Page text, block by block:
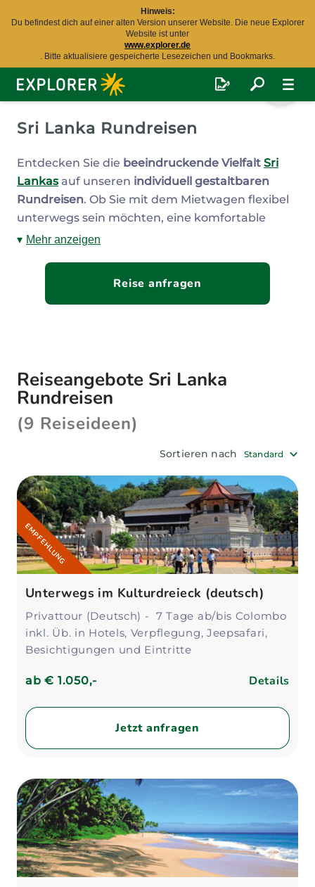
Hinweis:
Du befindest dich auf einer alten Version unserer Website. Die neue Explorer
Website ist unter
www.explorer.de
. Bitte aktualisiere gespeicherte Lesezeichen und Bookmarks.
Explorer
Fernreisen
Sri Lanka Rundreisen
Entdecken Sie die beeindruckende Vielfalt Sri
Lankasauf unseren individuell gestaltbaren
Rundreisen. Ob Sie mit dem Mietwagen flexibel
unterwegs sein möchten, eine komfortable
Busrundreise bevorzugen oder eine exklusive
Erkunden Sie lebendige Städte, majestätische
Reiseexperten helfen Ihnen gerne, die
Lanka Rundreise
Mehr anzeigen
Reise anfragen
Reiseangebote Sri Lanka
Rundreisen
(9 Reiseideen)
Sortieren nach Standard
EMPFEHLUNG
Unterwegs im Kulturdreieck (deutsch)
Privattour (Deutsch) - 7 Tage ab/bis Colombo
inkl. Üb. in Hotels, Verpflegung, Jeepsafari,
Besichtigungen und Eintritte
ab€ 1.050,- Details
Jetzt anfragen